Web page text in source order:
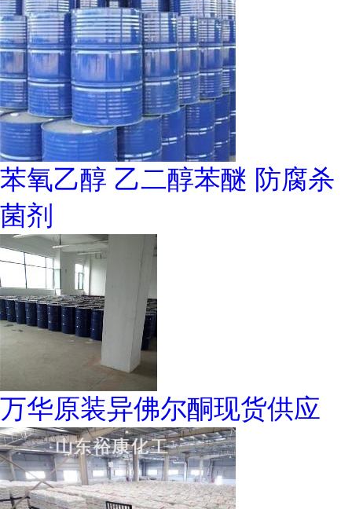
苯氧乙醇 乙二醇苯醚 防腐杀
菌剂
万华原装异佛尔酮现货供应